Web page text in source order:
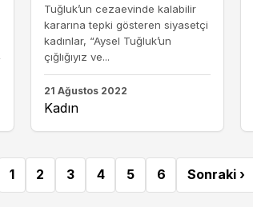
Tuğluk’un cezaevinde kalabilir
kararına tepki gösteren siyasetçi
kadınlar, “Aysel Tuğluk’un
çığlığıyız ve...
21 Ağustos 2022
Kadın
1 2 3 4 5 6 Sonraki ›